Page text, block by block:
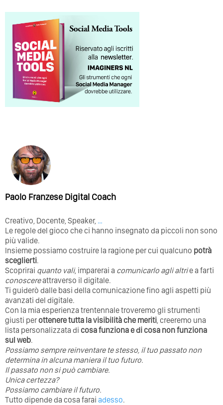
Paolo Franzese Digital Coach
Creativo, Docente, Speaker, …
Le regole del gioco che ci hanno insegnato da piccoli non sono
più valide.
Insieme possiamo costruire la ragione per cui qualcuno potrà
sceglierti.
Scoprirai quanto vali, imparerai a comunicarlo agli altrie a farti
conoscereattraverso il digitale.
Ti guiderò dalle basi della comunicazione fino agli aspetti più
avanzati del digitale.
Con la mia esperienza trentennale troveremo gli strumenti
giusti perottenere tutta la visibilità che meriti , creeremo una
lista personalizzata di cosa funziona e di cosa non funziona
sul web.
Possiamo sempre reinventare te stesso, il tuo passato non
determina in alcuna maniera il tuo futuro. ⁣
⁣Il passato non si può cambiare.
Unica certezza?
Possiamo cambiare il futuro.
Tutto dipende da cosa farai adesso.